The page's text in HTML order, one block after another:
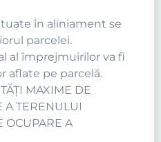
în aliniament se
parcelei.
al împrejmuirilor va fi
aflate pe parcelă.
MAXIME DE
A TERENULUI
OCUPARE A